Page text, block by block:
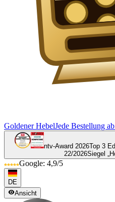
Goldener HebelJede Bestellung
ntv-Award 2026Top 3
22/2026Siegel
Google: 4,9/5
DE
Ansicht